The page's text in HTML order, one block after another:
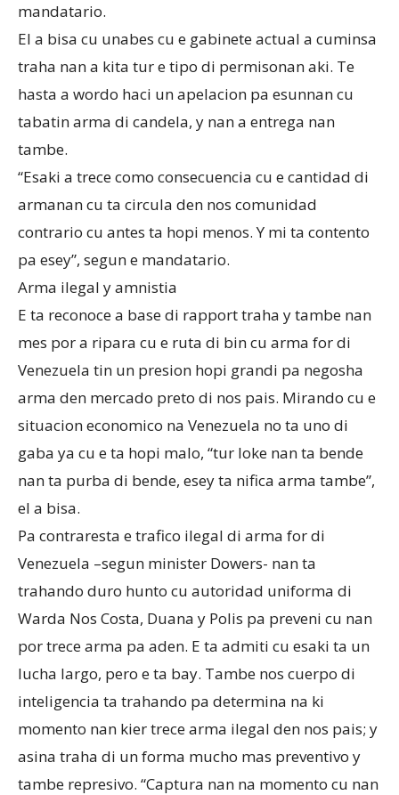
mandatario.
El a bisa cu unabes cu e gabinete actual a cuminsa
traha nan a kita tur e tipo di permisonan aki. Te
hasta a wordo haci un apelacion pa esunnan cu
tabatin arma di candela, y nan a entrega nan
tambe.
“Esaki a trece como consecuencia cu e cantidad di
armanan cu ta circula den nos comunidad
contrario cu antes ta hopi menos. Y mi ta contento
pa esey”, segun e mandatario.
Arma ilegal y amnistia
E ta reconoce a base di rapport traha y tambe nan
mes por a ripara cu e ruta di bin cu arma for di
Venezuela tin un presion hopi grandi pa negosha
arma den mercado preto di nos pais. Mirando cu e
situacion economico na Venezuela no ta uno di
gaba ya cu e ta hopi malo, “tur loke nan ta bende
nan ta purba di bende, esey ta nifica arma tambe”,
el a bisa.
Pa contraresta e trafico ilegal di arma for di
Venezuela –segun minister Dowers- nan ta
trahando duro hunto cu autoridad uniforma di
Warda Nos Costa, Duana y Polis pa preveni cu nan
por trece arma pa aden. E ta admiti cu esaki ta un
lucha largo, pero e ta bay. Tambe nos cuerpo di
inteligencia ta trahando pa determina na ki
momento nan kier trece arma ilegal den nos pais; y
asina traha di un forma mucho mas preventivo y
tambe represivo. “Captura nan na momento cu nan